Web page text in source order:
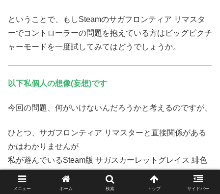
ということで、もしSteamのサガフロンティア リマスタ
ーでコントローラーの問題を抱えている方はビッグピクチ
ャーモードを一度試してみてはどうでしょうか。
以下私個人の想像(妄想)です
今回の問題、何がいけないんだろうかと考えるのですが、
ひとつ、サガフロンティア リマスターと直接関係がある
かはわかりませんが
私が遊んでいるSteam版 サガスカーレットグレイス 緋色
の研究では
ゲーム起動時にコントローラーの上下入力が入れ替わる問
メニュー ホーム 検索 トップ サイドバー